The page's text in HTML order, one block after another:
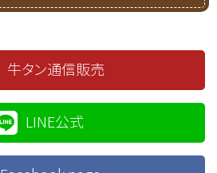
牛タン通信販売
LINE公式